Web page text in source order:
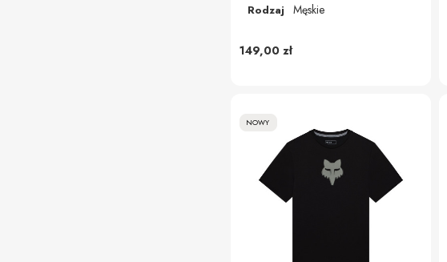
Rodzaj Męskie
149,00 zł
NOWY